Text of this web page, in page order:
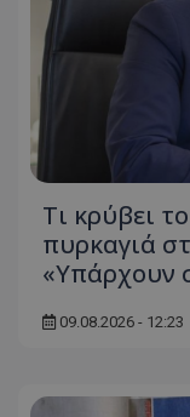
Τι κρύβει
πυρκαγιά
«Υπάρχουν
09.08.2026 - 12:23